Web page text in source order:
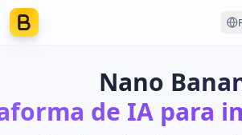
Nano
de IA para